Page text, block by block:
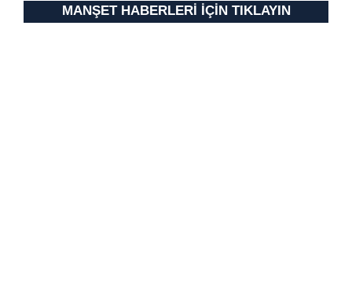
MANŞET HABERLERİ İÇİN TIKLAYIN